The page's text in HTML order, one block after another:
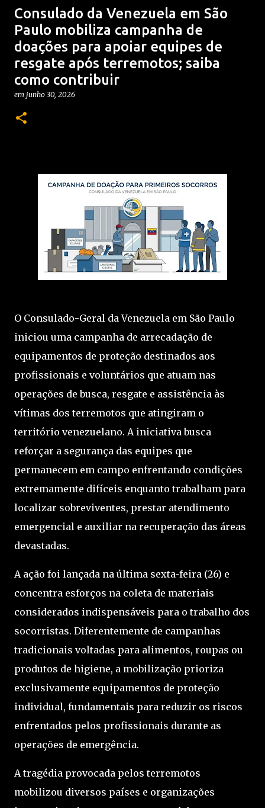
Consulado da Venezuela em São
Paulo mobiliza campanha de
doações para apoiar equipes de
resgate após terremotos; saiba
como contribuir
em junho 30, 2026
O Consulado-Geral da Venezuela em São Paulo
iniciou uma campanha de arrecadação de
equipamentos de proteção destinados aos
profissionais e voluntários que atuam nas
operações de busca, resgate e assistência às
vítimas dos terremotos que atingiram o
território venezuelano. A iniciativa busca
reforçar a segurança das equipes que
permanecem em campo enfrentando condições
extremamente difíceis enquanto trabalham para
localizar sobreviventes, prestar atendimento
emergencial e auxiliar na recuperação das áreas
devastadas.
A ação foi lançada na última sexta-feira (26) e
concentra esforços na coleta de materiais
considerados indispensáveis para o trabalho dos
socorristas. Diferentemente de campanhas
tradicionais voltadas para alimentos, roupas ou
produtos de higiene, a mobilização prioriza
exclusivamente equipamentos de proteção
individual, fundamentais para reduzir os riscos
enfrentados pelos profissionais durante as
operações de emergência.
A tragédia provocada pelos terremotos
mobilizou diversos países e organizações